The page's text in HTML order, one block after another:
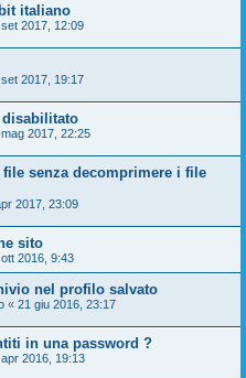
italiano
2017, 12:09
2017, 19:17
disabilitato
mag 2017, 22:25
senza decomprimere i file
2017, 23:09
sito
ott 2016, 9:43
nel profilo salvato
« 21 giu 2016, 23:17
in una password ?
apr 2016, 19:13